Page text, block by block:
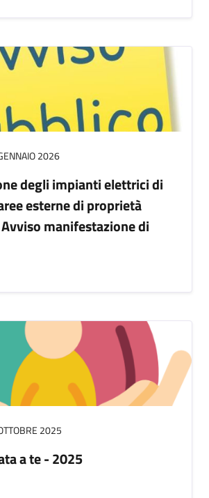
2026
degli impianti elettrici di
esterne di proprietà
manifestazione di
2025
a te - 2025